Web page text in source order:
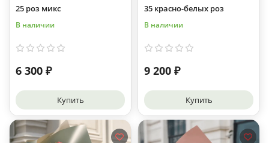
25 роз микс
В наличии
6 300 ₽
Купить
35 красно-белых роз
В наличии
9 200 ₽
Купить